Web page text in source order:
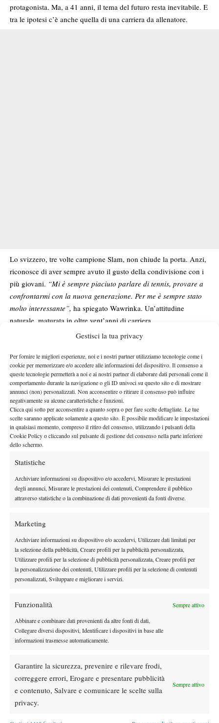
Gestisci la tua privacy
Per fornire le migliori esperienze, noi e i nostri partner utilizziamo tecnologie come i
cookie per memorizzare e/o accedere alle informazioni del dispositivo. Il consenso a
queste tecnologie permetterà a noi e ai nostri partner di elaborare dati personali come il
comportamento durante la navigazione o gli ID univoci su questo sito e di mostrare
annunci (non) personalizzati. Non acconsentire o ritirare il consenso può influire
negativamente su alcune caratteristiche e funzioni.
Clicca qui sotto per acconsentire a quanto sopra o per fare scelte dettagliate. Le tue
scelte saranno applicate solamente a questo sito. È possibile modificare le impostazioni
in qualsiasi momento, compreso il ritiro del consenso, utilizzando i pulsanti della
Cookie Policy o cliccando sul pulsante di gestione del consenso nella parte inferiore
dello schermo.
Statistiche
Archiviare informazioni su dispositivo e/o accedervi, Misurare le prestazioni
degli annunci, Misurare le prestazioni dei contenuti, Comprendere il pubblico
attraverso statistiche o la combinazione di dati provenienti da fonti diverse.
Marketing
Archiviare informazioni su dispositivo e/o accedervi, Utilizzare dati limitati per
la selezione della pubblicità, Creare profili per la pubblicità personalizzata,
Utilizzare profili per la selezione di pubblicità personalizzata, Creare profili per
la personalizzazione dei contenuti, Utilizzare profili per la selezione di contenuti
personalizzati, Sviluppare e migliorare i servizi.
Funzionalità Sempre attivo
Abbinare e combinare dati provenienti da altre fonti di dati,
Collegare diversi dispositivi, Identificare i dispositivi in base alle
informazioni trasmesse automaticamente.
Garantire la sicurezza, prevenire e rilevare frodi,
correggere errori, Erogare e presentare pubblicità
e contenuto, Salvare e comunicare le scelte sulla
privacy.
Sempre attivo
protagonista. Ma, a 41 anni, il tema del futuro resta inevitabile. E
tra le ipotesi c’è anche quella di una carriera da allenatore.
Lo svizzero, tre volte campione Slam, non chiude la porta. Anzi,
riconosce di aver sempre avuto il gusto della condivisione con i
più giovani. “Mi è sempre piaciuto parlare di tennis, provare a
confrontarmi con la nuova generazione. Per me è sempre stato
molto interessante”, ha spiegato Wawrinka. Un’attitudine
naturale, maturata in oltre vent’anni di carriera.
Per ora, però, il passaggio in panchina non è nei suoi programmi
modo o nell’altro. È sempre stato qualcosa che ho apprezzato
nella mia carriera”, ha aggiunto Stan. Poi la precisazione, netta:
“Penso che diventare coach non sia qualcosa che accadrà a
breve, questo è sicuro. Tra qualche anno non lo so, ma l’anno
prossimo certamente no”.
Wawrinka, dunque, immagina un futuro nel tennis, ma senza
fretta. Prima di guidare qualcuno da bordo campo, vuole
scegliere tempi e modalità di un nuovo capitolo. Perché
momento, non ha ancora finito di parlare con la racchetta.
DI TENDENZA
Atp News
Effetto Montreal: forfait e sorprese
spazzano via la Top 10, Shelton prova a
Dalle porte dell’eliminazione alla gloria:
Norrie scrive la sua favola a Montreal,
rimonta folle su de Minaur
Paolini salta il WTA 1000 di Cincinnati, non
difenderà la finale del 2025